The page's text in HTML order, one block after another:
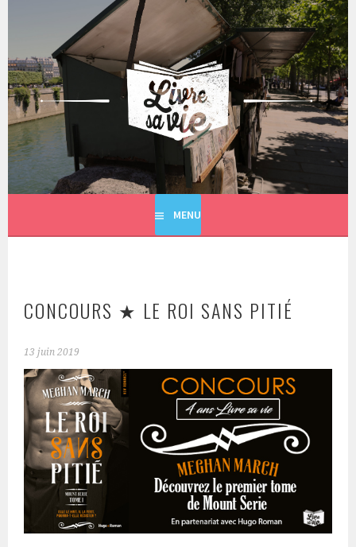
principal
LIVRE SA VIE
MENU
CONCOURS ★ LE ROI SANS PITIÉ
13 juin 2019